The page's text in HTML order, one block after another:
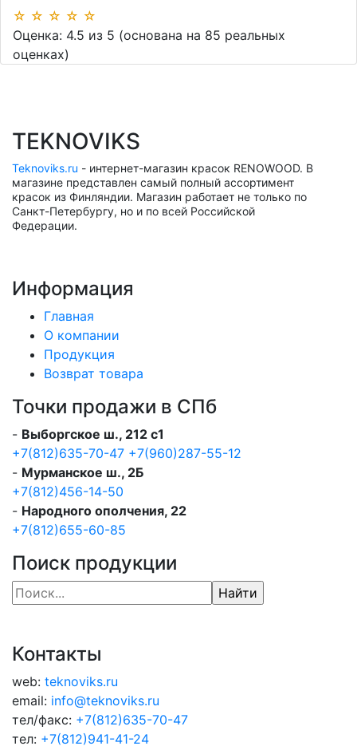
☆ ☆ ☆ ☆ ☆
Оценка: 4.5 из 5 (основана на 85 реальных
оценках)
TEKNOVIKS
Teknoviks.ru - интернет-магазин красок RENOWOOD. В
магазине представлен самый полный ассортимент
красок из Финляндии. Магазин работает не только по
Санкт-Петербургу, но и по всей Российской
Федерации.
Информация
Главная
О компании
Продукция
Возврат товара
Точки продажи в СПб
- Выборгское ш., 212 с1
+7(812)635-70-47 +7(960)287-55-12
- Мурманское ш., 2Б
+7(812)456-14-50
- Народного ополчения, 22
+7(812)655-60-85
Поиск продукции
Контакты
web: teknoviks.ru
email: info@teknoviks.ru
тел/факс: +7(812)635-70-47
тел: +7(812)941-41-24